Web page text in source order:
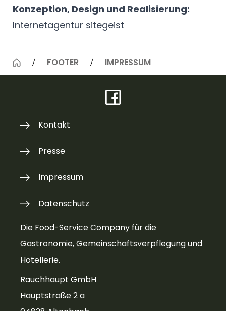
Konzeption, Design und Realisierung:
Internetagentur sitegeist
FOOTER IMPRESSUM
Die Food-Service Company für die
Gastronomie, Gemeinschaftsverpflegung und
Hotellerie.
Rauchhaupt GmbH
Hauptstraße 2 a
Kontakt
Presse
Impressum
Datenschutz